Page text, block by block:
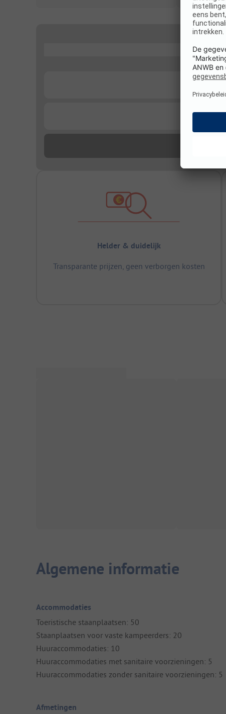
Helder & duidelijk
Transparante prijzen, geen verborgen kosten
Algemene informatie
Accommodaties
Toeristische staanplaatsen: 50
Staanplaatsen voor vaste kampeerders: 20
Huuraccommodaties: 10
Huuraccommodaties met sanitaire voorzieningen: 5
Huuraccommodaties zonder sanitaire voorzieningen: 5
Afmetingen